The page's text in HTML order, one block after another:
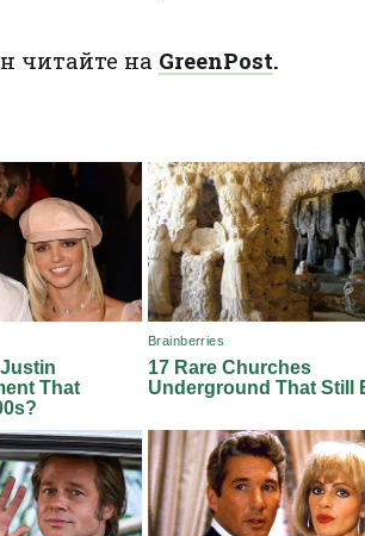
читайте на GreenPost.